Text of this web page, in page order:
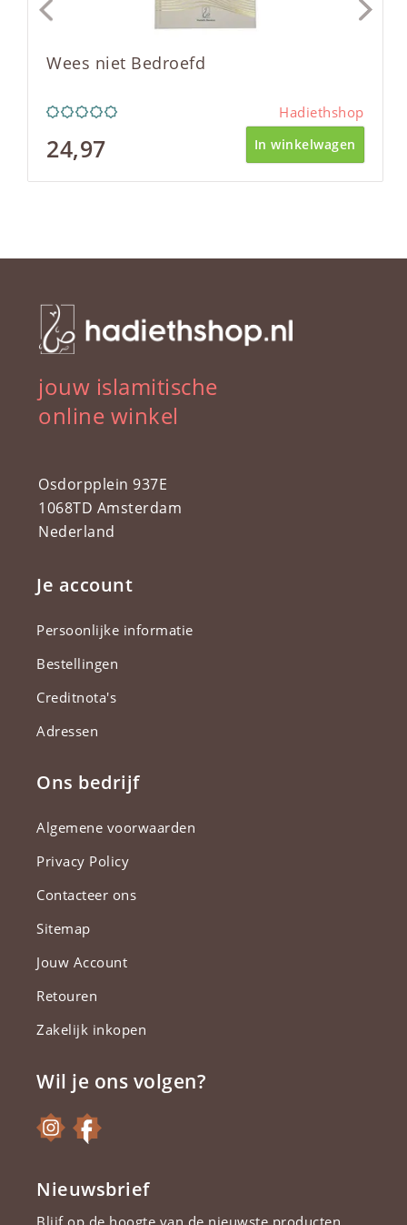
Wees niet Bedroefd
Hadiethshop
24,97 In winkelwagen
jouw islamitische
online winkel
Osdorpplein 937E
1068TD Amsterdam
Nederland
Je account
Persoonlijke informatie
Bestellingen
Creditnota's
Adressen
Ons bedrijf
Algemene voorwaarden
Privacy Policy
Contacteer ons
Sitemap
Jouw Account
Retouren
Zakelijk inkopen
Wil je ons volgen?
Nieuwsbrief